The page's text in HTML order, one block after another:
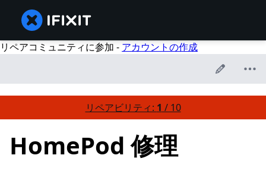
リペアコミュニティに参加 - アカウントの作成
リペアビリティ: 1 / 10
HomePod 修理